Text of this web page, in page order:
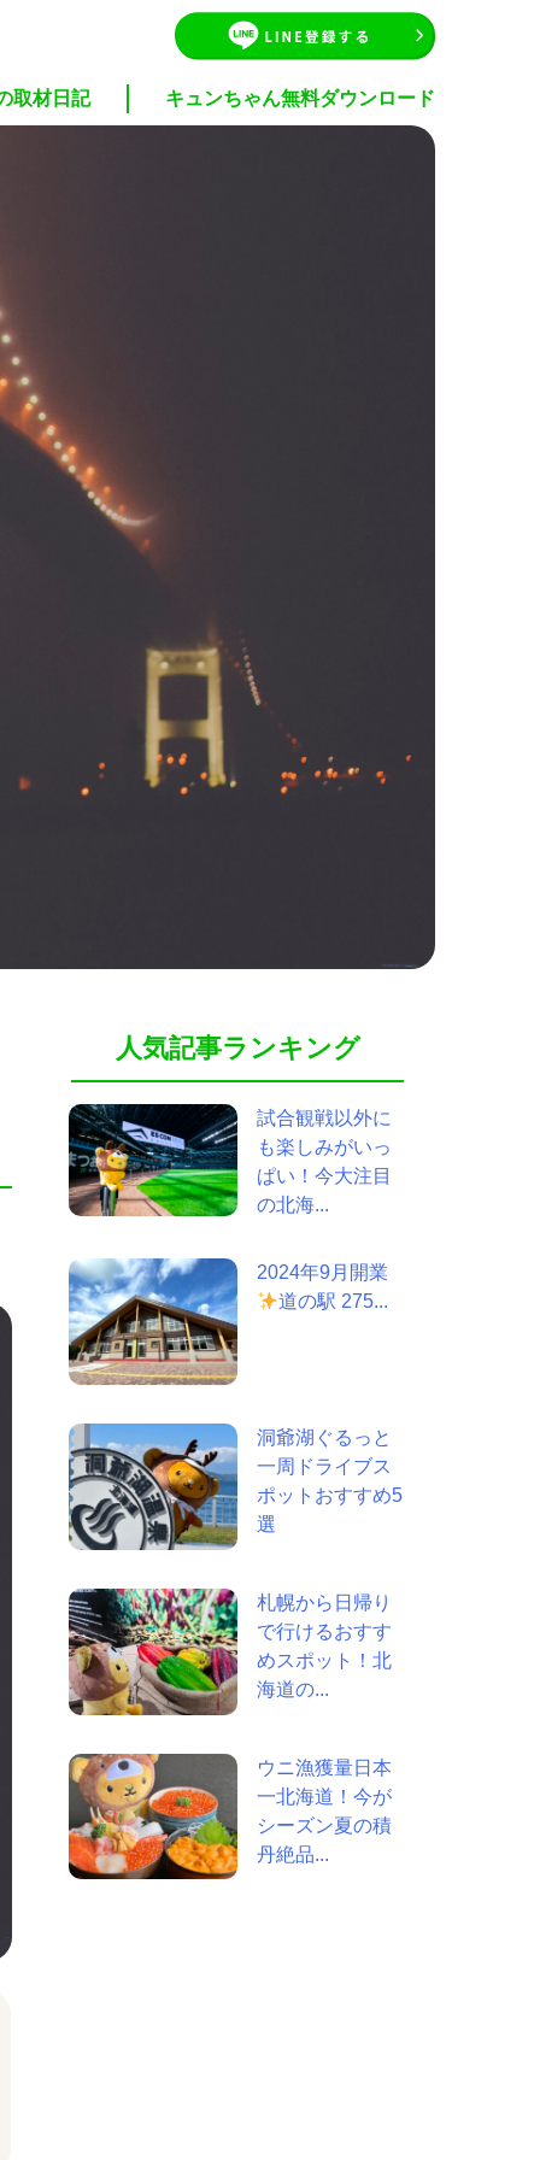
取材日記 キュンちゃん無料ダウンロード
人気記事ランキング
試合観戦以外に
も楽しみがいっ
ぱい！今大注目
の北海...
2024年9月開業
道の駅 275...
洞爺湖ぐるっと
一周ドライブス
ポットおすすめ5
選
札幌から日帰り
で行けるおすす
めスポット！北
海道の...
ウニ漁獲量日本
一北海道！今が
シーズン夏の積
丹絶品...